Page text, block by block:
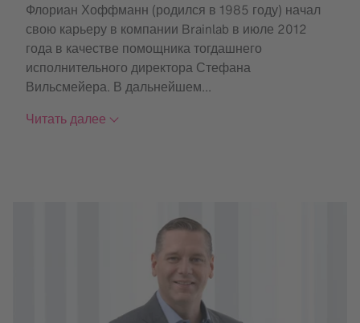
Флориан Хоффманн (родился в 1985 году) начал
свою карьеру в компании Brainlab в июле 2012
года в качестве помощника тогдашнего
исполнительного директора Стефана
Вильсмейера. В дальнейшем...
Читать далее